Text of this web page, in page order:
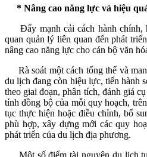
* Nâng cao năng lực và hiệu
Đẩy mạnh cải cách hành chính,
quan quản lý liên quan đến phát
nâng cao năng lực cho cán bộ văn
Rà soát một cách tổng thể và
du lịch đang còn hiệu lực, tiến hành
theo giai đoạn, phân tích, đánh giá
tính đồng bộ của mỗi quy hoạch,
tục thực hiện hoặc điều chỉnh, bổ
phù hợp, xây dựng mới các quy
phát triển của du lịch địa phương.
Một số điểm tài nguyên du lịch